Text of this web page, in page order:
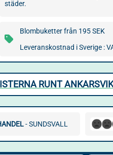
städer.
Blombuketter från 195 SEK
Leveranskostnad i Sverige :
RUNT ANKARSVIK
- SUNDSVALL